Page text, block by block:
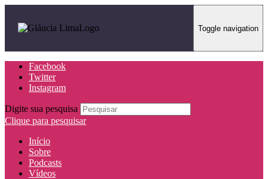
Toggle navigation
Facebook
Twitter
Instagram
Digite sua pesquisa
Clique para pesquisar
Início
Sobre
Podcasts
Vídeos